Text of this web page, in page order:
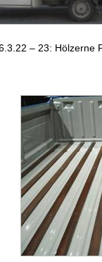
– 23: Hölzerne